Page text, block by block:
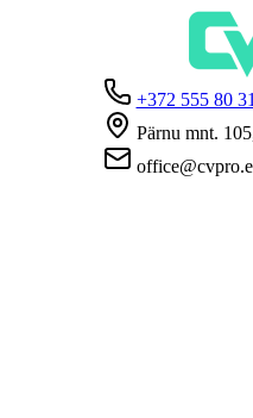
+372 555 80
Pärnu mnt.